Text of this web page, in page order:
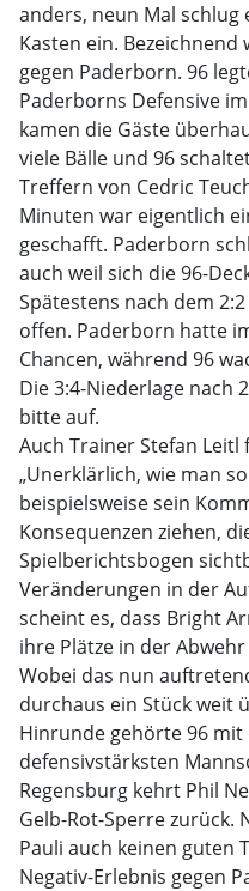
anders, neun Mal schlug
Kasten ein.
gegen Paderborn. 96
Paderborns Defensive
kamen die Gäste
viele Bälle und 96
Treffern von Cedric
Minuten war eigentlich
geschafft. Paderborn
auch weil sich die 96-
Spätestens nach dem
offen. Paderborn hatte
Chancen, während 96
Die 3:4-Niederlage nach
bitte auf.
Auch Trainer Stefan Leitl
„Unerklärlich, wie man
beispielsweise sein
Konsequenzen ziehen,
Spielberichtsbogen
Veränderungen in der
scheint es, dass Bright
ihre Plätze in der
Wobei das nun
durchaus ein Stück weit
Hinrunde gehörte 96 mit
defensivstärksten
Regensburg kehrt Phil
Gelb-Rot-Sperre zurück.
Pauli auch keinen guten
Negativ-Erlebnis gegen